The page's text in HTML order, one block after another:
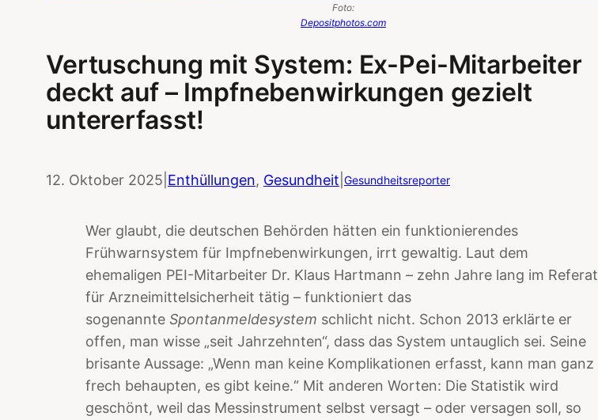
Foto:
Depositphotos.com
Vertuschung mit System: Ex-Pei-Mitarbeiter
deckt auf – Impfnebenwirkungen gezielt
untererfasst!
12. Oktober 2025 Enthüllungen, Gesundheit Gesundheitsreporter
Wer glaubt, die deutschen Behörden hätten ein funktionierendes
Frühwarnsystem für Impfnebenwirkungen, irrt gewaltig. Laut dem
ehemaligen PEI-Mitarbeiter Dr. Klaus Hartmann – zehn Jahre lang im Referat
für Arzneimittelsicherheit tätig – funktioniert das
sogenannte Spontanmeldesystem schlicht nicht. Schon 2013 erklärte er
offen, man wisse „seit Jahrzehnten“, dass das System untauglich sei. Seine
brisante Aussage: „Wenn man keine Komplikationen erfasst, kann man ganz
frech behaupten, es gibt keine.“ Mit anderen Worten: Die Statistik wird
geschönt, weil das Messinstrument selbst versagt – oder versagen soll, so